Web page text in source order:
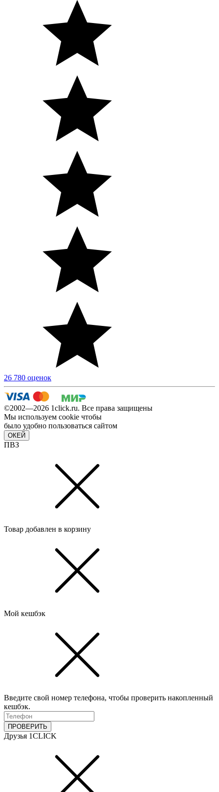
26 780 оценок
©2002—2026 1сlick.ru. Все права защищены
Мы используем cookie чтобы
было удобно пользоваться сайтом
ОКЕЙ
ПВЗ
Товар добавлен в корзину
Мой кешбэк
Введите свой номер телефона, чтобы проверить накопленный
кешбэк.
ПРОВЕРИТЬ
Друзья 1CLICK